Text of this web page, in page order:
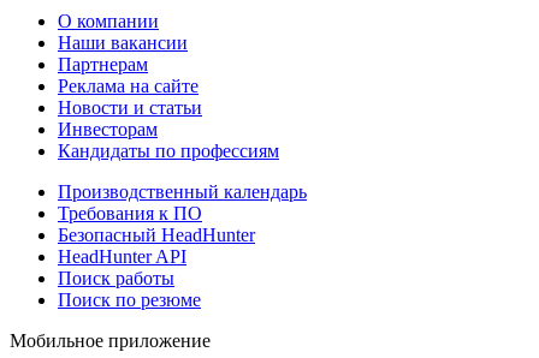
О компании
Наши вакансии
Партнерам
Реклама на сайте
Новости и статьи
Инвесторам
Кандидаты по профессиям
Производственный календарь
Требования к ПО
Безопасный HeadHunter
HeadHunter API
Поиск работы
Поиск по резюме
Мобильное приложение